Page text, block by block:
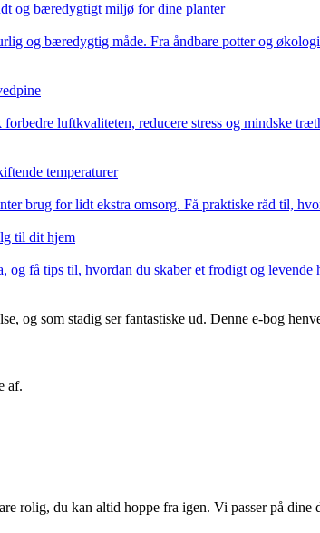
og bæredygtigt miljø for dine planter
og bæredygtig måde. Fra åndbare potter og
luftkvaliteten, reducere stress og mindske
temperaturer
brug for lidt ekstra omsorg. Få praktiske råd til,
til dit hjem
få tips til, hvordan du skaber et frodigt og
og som stadig ser fantastiske ud. Denne e-bog
af.
rolig, du kan altid hoppe fra igen. Vi passer på dine